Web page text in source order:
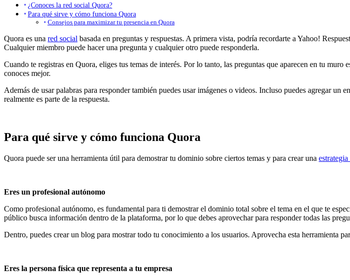
¿Conoces la red social Quora?
Para qué sirve y cómo funciona Quora
Consejos para maximizar tu presencia en Quora
Quora es una red social basada en preguntas y respuestas. A primera vista, podría recordarte a Yahoo!
Cualquier miembro puede hacer una pregunta y cualquier otro puede responderla.
Cuando te registras en Quora, eliges tus temas de interés. Por lo tanto, las preguntas que aparecen en tu
conoces mejor.
Además de usar palabras para responder también puedes usar imágenes o videos. Incluso puedes agregar
realmente es parte de la respuesta.
Para qué sirve y cómo funciona Quora
Quora puede ser una herramienta útil para demostrar tu dominio sobre ciertos temas y para crear una
Eres un profesional autónomo
Como profesional autónomo, es fundamental para ti demostrar el dominio total sobre el tema en el que te
público busca información dentro de la plataforma, por lo que debes aprovechar para responder todas las
Dentro, puedes crear un blog para mostrar todo tu conocimiento a los usuarios. Aprovecha esta herramienta
Eres la persona física que representa a tu empresa